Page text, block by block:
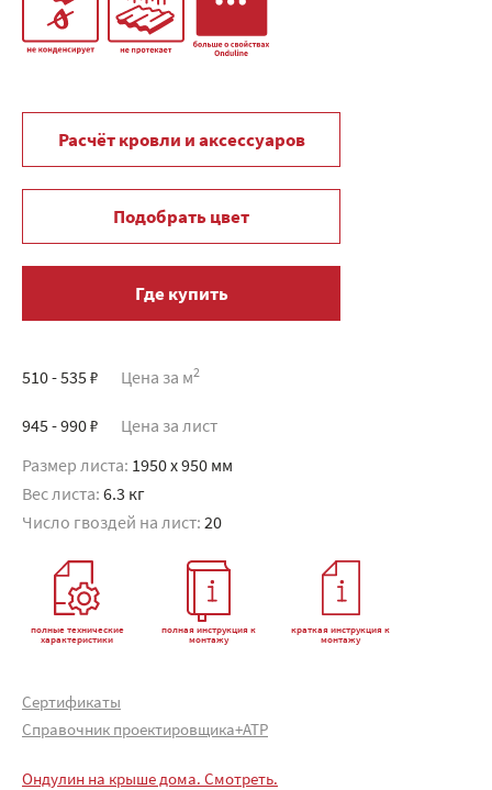
Расчёт кровли и аксессуаров
Подобрать цвет
Где купить
510 - 535 ₽ Цена за м2
945 - 990 ₽ Цена за лист
Размер листа: 1950 x 950 мм
Вес листа: 6.3 кг
Число гвоздей на лист: 20
полные технические
характеристики
полная инструкция к
монтажу
краткая инструкция к
монтажу
Сертификаты
Справочник проектировщика+АТР
Ондулин на крыше дома. Смотреть.